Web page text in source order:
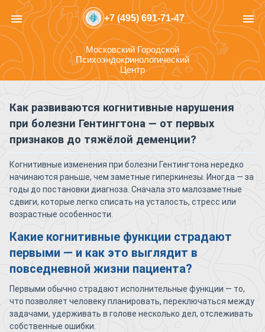
menu +7 (495) 691-71-47 menu
Московский Городской
Психоэндокринологический
Центр
Как развиваются когнитивные нарушения
при болезни Гентингтона — от первых
признаков до тяжёлой деменции?
Когнитивные изменения при болезни Гентингтона нередко
начинаются раньше, чем заметные гиперкинезы. Иногда — за
годы до постановки диагноза. Сначала это малозаметные
сдвиги, которые легко списать на усталость, стресс или
возрастные особенности.
Какие когнитивные функции страдают
первыми — и как это выглядит в
повседневной жизни пациента?
Первыми обычно страдают исполнительные функции — то,
что позволяет человеку планировать, переключаться между
задачами, удерживать в голове несколько дел, отслеживать
собственные ошибки.